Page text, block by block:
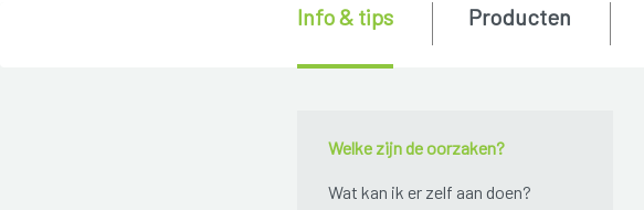
Welke zijn de oorzaken?
Wat kan ik er zelf aan doen?
Info & tips Producten